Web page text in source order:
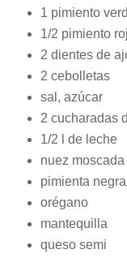
1 pimiento
1/2 pimiento
2 dientes de
2 cebolletas
sal, azúcar
2 cucharadas
1/2 l de leche
nuez moscada
pimienta negra
orégano
mantequilla
queso semi